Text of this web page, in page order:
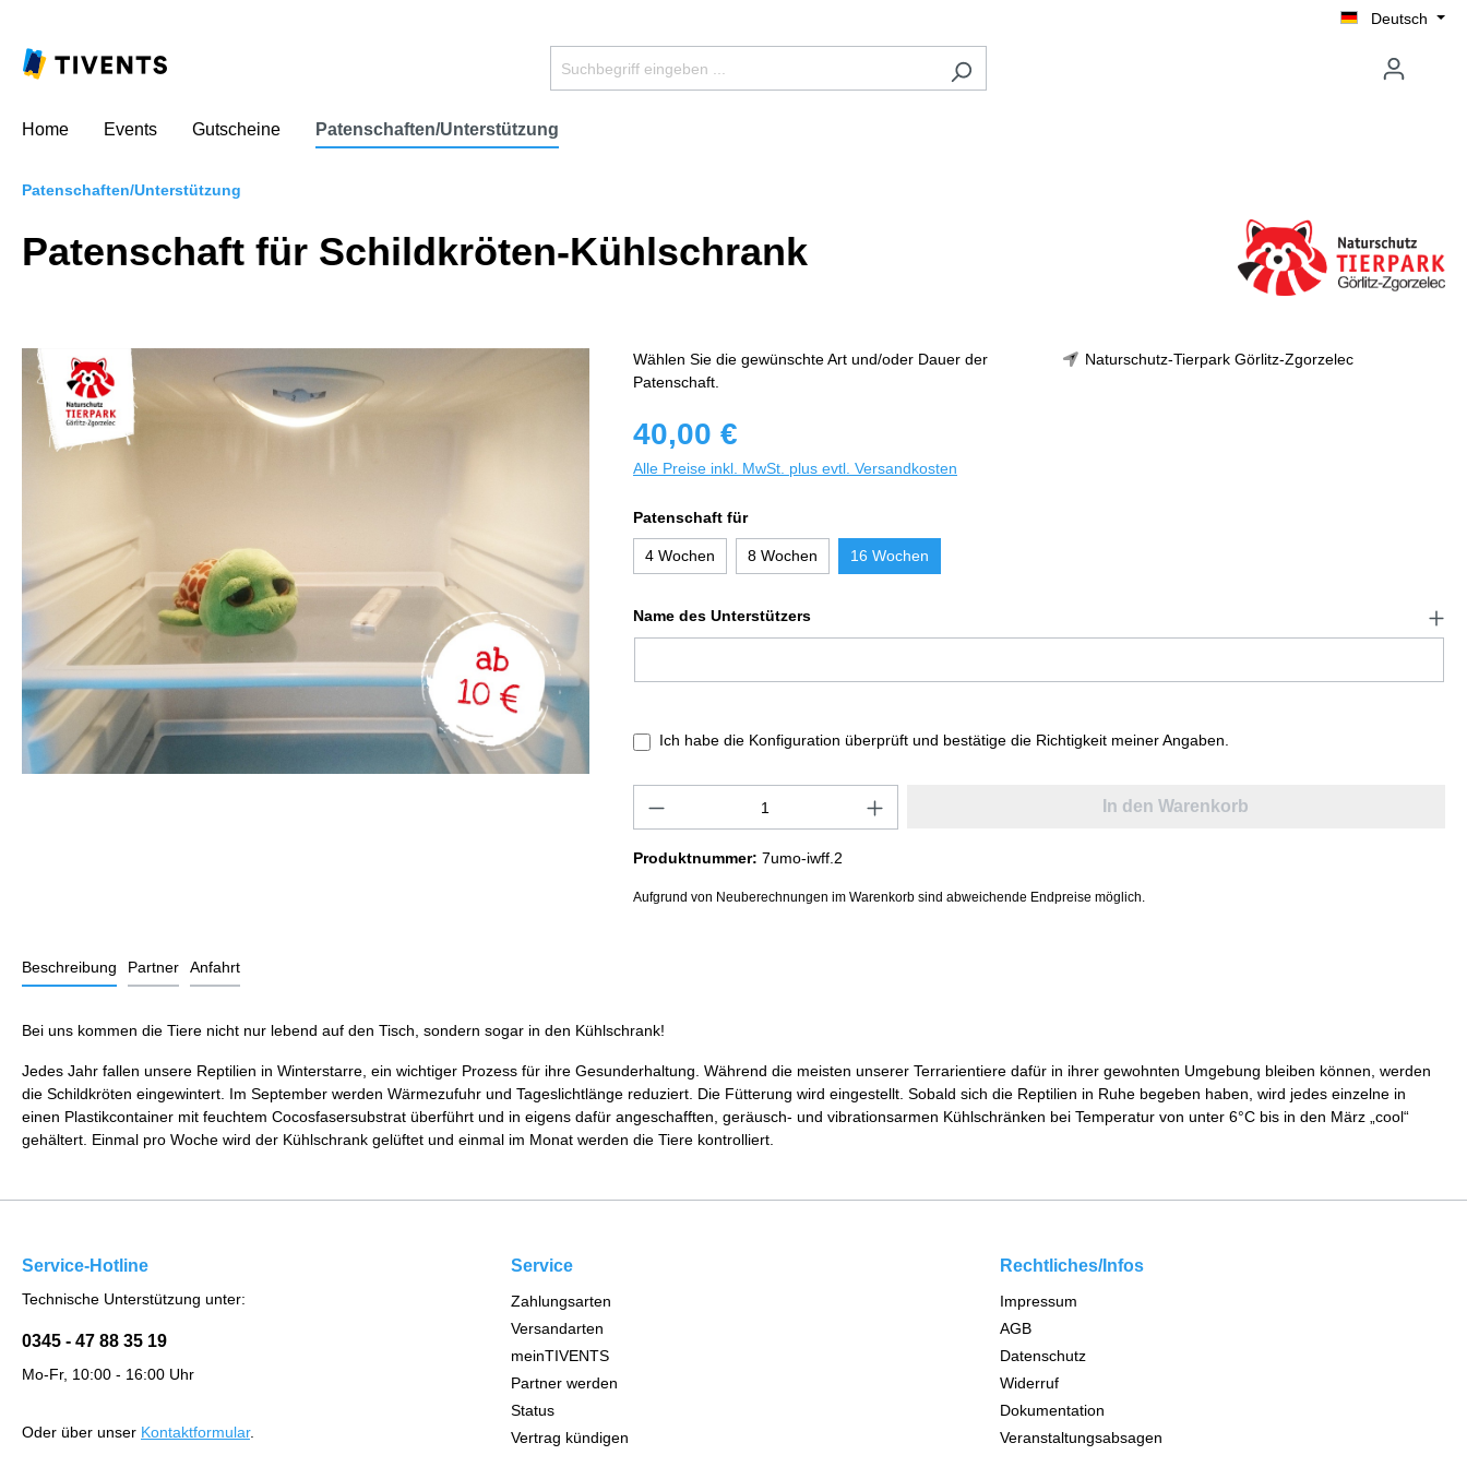
Deutsch
Home Events Gutscheine Patenschaften/Unterstützung
Patenschaften/Unterstützung
Patenschaft für Schildkröten-Kühlschrank
Wählen Sie die gewünschte Art und/oder Dauer der
Patenschaft.
Naturschutz-Tierpark Görlitz-Zgorzelec
40,00 €
Alle Preise inkl. MwSt. plus evtl. Versandkosten
Patenschaft für
4 Wochen 8 Wochen 16 Wochen
Name des Unterstützers
Ich habe die Konfiguration überprüft und bestätige die Richtigkeit meiner Angaben.
In den Warenkorb
Produktnummer: 7umo-iwff.2
Aufgrund von Neuberechnungen im Warenkorb sind abweichende Endpreise möglich.
Beschreibung Partner Anfahrt
Bei uns kommen die Tiere nicht nur lebend auf den Tisch, sondern sogar in den Kühlschrank!
Jedes Jahr fallen unsere Reptilien in Winterstarre, ein wichtiger Prozess für ihre Gesunderhaltung. Während die meisten unserer Terrarientiere dafür in ihrer gewohnten Umgebung bleiben können, werden
die Schildkröten eingewintert. Im September werden Wärmezufuhr und Tageslichtlänge reduziert. Die Fütterung wird eingestellt. Sobald sich die Reptilien in Ruhe begeben haben, wird jedes einzelne in
einen Plastikcontainer mit feuchtem Cocosfasersubstrat überführt und in eigens dafür angeschafften, geräusch- und vibrationsarmen Kühlschränken bei Temperatur von unter 6°C bis in den März „cool“
gehältert. Einmal pro Woche wird der Kühlschrank gelüftet und einmal im Monat werden die Tiere kontrolliert.
Service-Hotline
Technische Unterstützung unter:
0345 - 47 88 35 19
Mo-Fr, 10:00 - 16:00 Uhr
Oder über unser Kontaktformular.
Service
Zahlungsarten
Versandarten
meinTIVENTS
Partner werden
Status
Vertrag kündigen
Rechtliches/Infos
Impressum
AGB
Datenschutz
Widerruf
Dokumentation
Veranstaltungsabsagen